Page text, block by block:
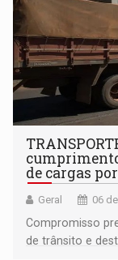
de cargas
Geral 06
Compromisso
de trânsito e